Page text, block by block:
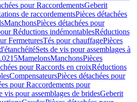
pour RaccordementsGeberit
de raccordementsPièces détachées
ManchonsPièces détachées pour
Réductions indémontablesRéductions
FermeturesTés pour chauffagePièces
Sets de vis pour assemblages à
MamelonsManchonsPièces
pour Raccords en croixRéductions
CompensateursPièces détachées pour
pour Raccordements pour
vis pour assemblages de bridesGeberit